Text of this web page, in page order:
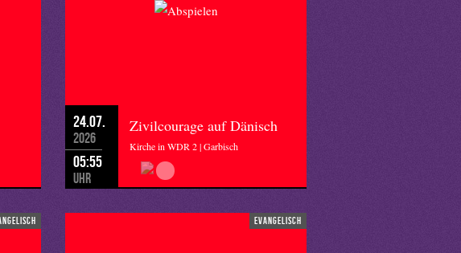
24.07.
2026
05:55
Uhr
Zivilcourage auf Dänisch
Kirche in WDR 2 | Garbisch
evangelisch